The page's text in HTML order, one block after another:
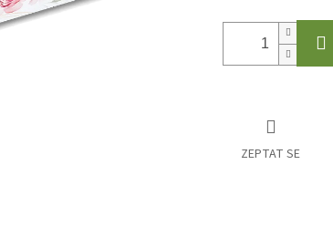
ZEPTAT SE